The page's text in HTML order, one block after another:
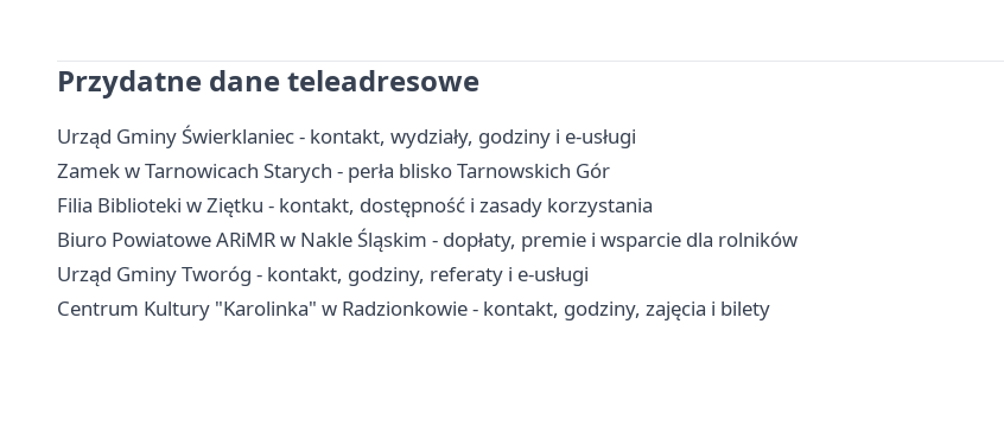
Przydatne dane teleadresowe
Urząd Gminy Świerklaniec - kontakt, wydziały, godziny i e-usługi
Zamek w Tarnowicach Starych - perła blisko Tarnowskich Gór
Filia Biblioteki w Ziętku - kontakt, dostępność i zasady korzystania
Biuro Powiatowe ARiMR w Nakle Śląskim - dopłaty, premie i wsparcie dla rolników
Urząd Gminy Tworóg - kontakt, godziny, referaty i e-usługi
Centrum Kultury "Karolinka" w Radzionkowie - kontakt, godziny, zajęcia i bilety